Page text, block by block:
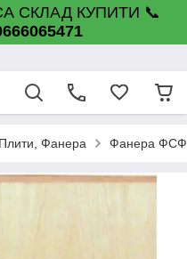
СКЛАД КУПИТИ 📞
Фанера Фанера ФСФ